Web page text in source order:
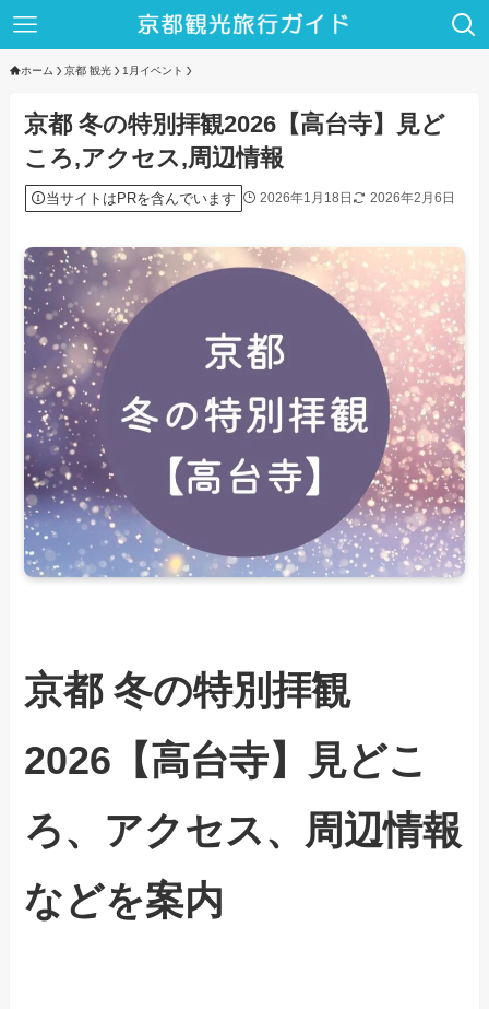
ホーム 京都 観光 1月イベント
京都 冬の特別拝観2026【高台寺】見ど
ころ,アクセス,周辺情報
当サイトはPRを含んでいます 2026年1月18日 2026年2月6日
京都 冬の特別拝観
2026【高台寺】見どこ
ろ、アクセス、周辺情報
などを案内